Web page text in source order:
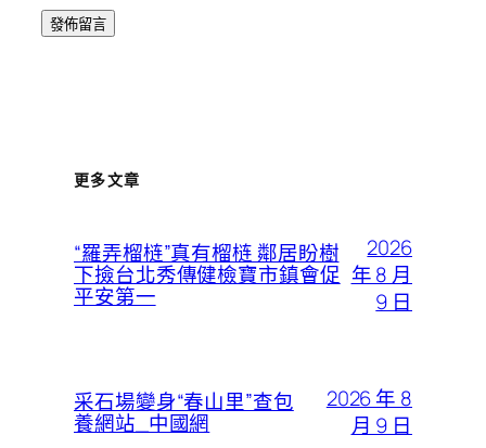
更多文章
“羅弄榴梿”真有榴梿 鄰居盼樹
下撿台北秀傳健檢寶市鎮會促
平安第一
2026
年 8 月
9 日
采石場變身“春山里”查包
養網站_中國網
2026 年 8
月 9 日